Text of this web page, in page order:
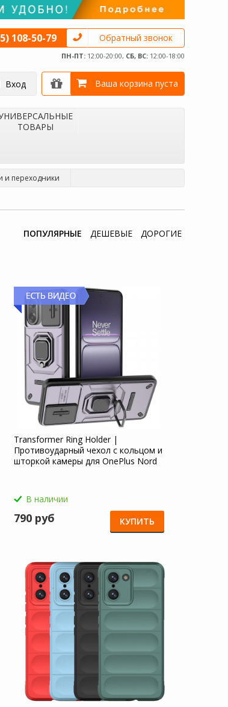
108-50-79 Обратный звонок
ПН-ПТ: 12:00-20:00, СБ, ВС: 12:00-18:00
Вход Ваша корзина пуста
ТОВАРЫ
и переходники
ПОПУЛЯРНЫЕ ДЕШЕВЫЕ ДОРОГИЕ
Transformer Ring Holder |
Противоударный чехол с кольцом и
шторкой камеры для OnePlus Nord
В наличии
790 руб КУПИТЬ